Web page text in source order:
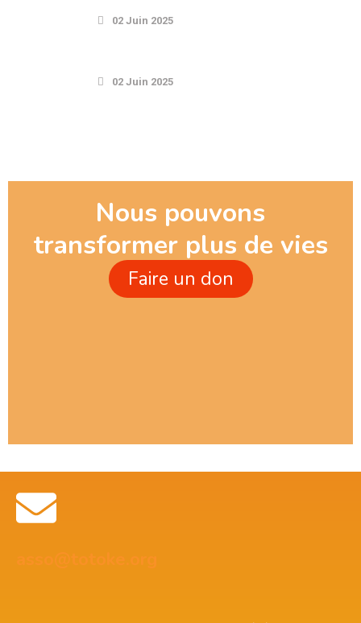
02 Juin 2025
02 Juin 2025
Nous pouvons
transformer plus de vies
Faire un don